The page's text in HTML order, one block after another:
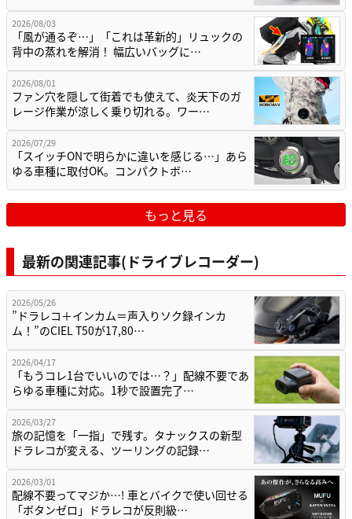
2026/08/03
「風が通るぞ…」「これは革新的」リュックの
背中の蒸れを解消！ 幅広いバッグに…
2026/08/01
ファン穴を隠して街着でも使えて、炎天下のガ
レージ作業が涼しく乗り切れる。ワー…
2026/07/29
「スイッチONで明らかに違いを感じる…」あら
ゆる車種に取付OK。コンパクトボ…
もっと見る
最新の関連記事(ドライブレコーダー)
2026/05/26
”ドラレコ＋インカム＝声入りソク録インカ
ム！”のCIEL T50が17,80…
2026/04/17
「もうコレ1台でいいのでは…？」配線不要であ
らゆる車種に対応。1秒で設置完了…
2026/03/27
旅の記憶を「一指」で残す。タナックスの新型
ドラレコが変える、ツーリングの記録…
2026/03/01
配線不要ってマジか…! 車とバイクで使い回せる
「ボタンゼロ」ドラレコが反則級…